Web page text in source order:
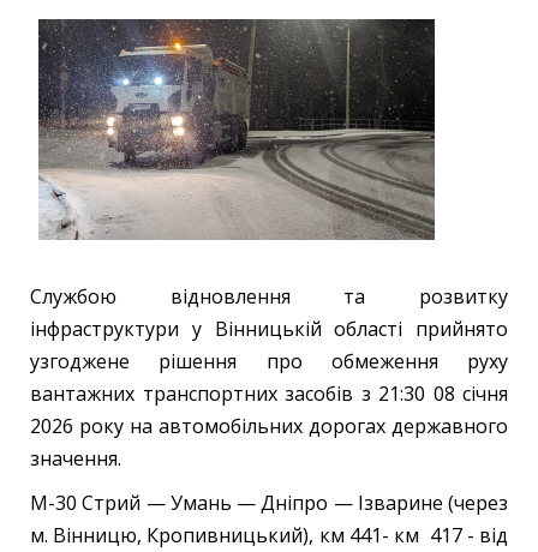
Службою відновлення та розвитку
інфраструктури у Вінницькій області прийнято
узгоджене рішення про обмеження руху
вантажних транспортних засобів з 21:30 08 січня
2026 року на автомобільних дорогах державного
значення.
М-30 Стрий — Умань — Дніпро — Ізварине (через
м. Вінницю, Кропивницький), км 441- км 417 - від